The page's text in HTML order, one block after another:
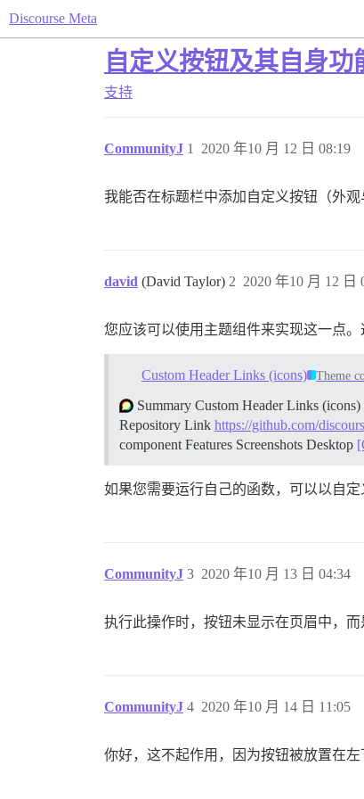
Discourse Meta
自定义按钮及其自身功
支持
CommunityJ 2020 年10 月 12 日 08:19
1
我能否在标题栏中添加自定义按钮（外
david (David Taylor) 2020 年10 月 12 日
2
您应该可以使用主题组件来实现这一点。
Custom Header Links (icons) Theme
Summary Custom Header Links
Repository Link https://github.com/
component Features Screenshots Desktop
如果您需要运行自己的函数，可以以自
CommunityJ 2020 年10 月 13 日 04:34
3
执行此操作时，按钮未显示在页眉中，
CommunityJ 2020 年10 月 14 日 11:05
4
你好，这不起作用，因为按钮被放置在